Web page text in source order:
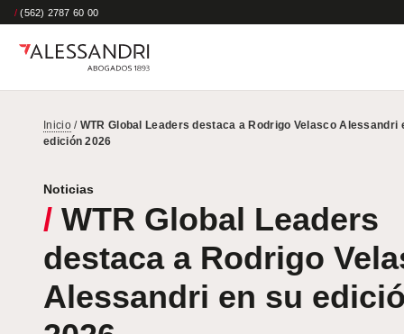
/ (562) 2787 60 00
Inicio/ WTR Global Leaders destaca a Rodrigo Velasco Alessandri
edición 2026
Noticias
/ WTR Global Leaders
destaca a Rodrigo
Alessandri en su